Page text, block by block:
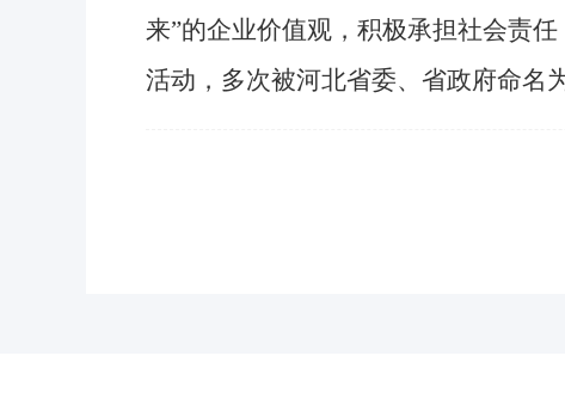
来”的企业价值观，积极承担社会责
活动，多次被河北省委、省政府命名